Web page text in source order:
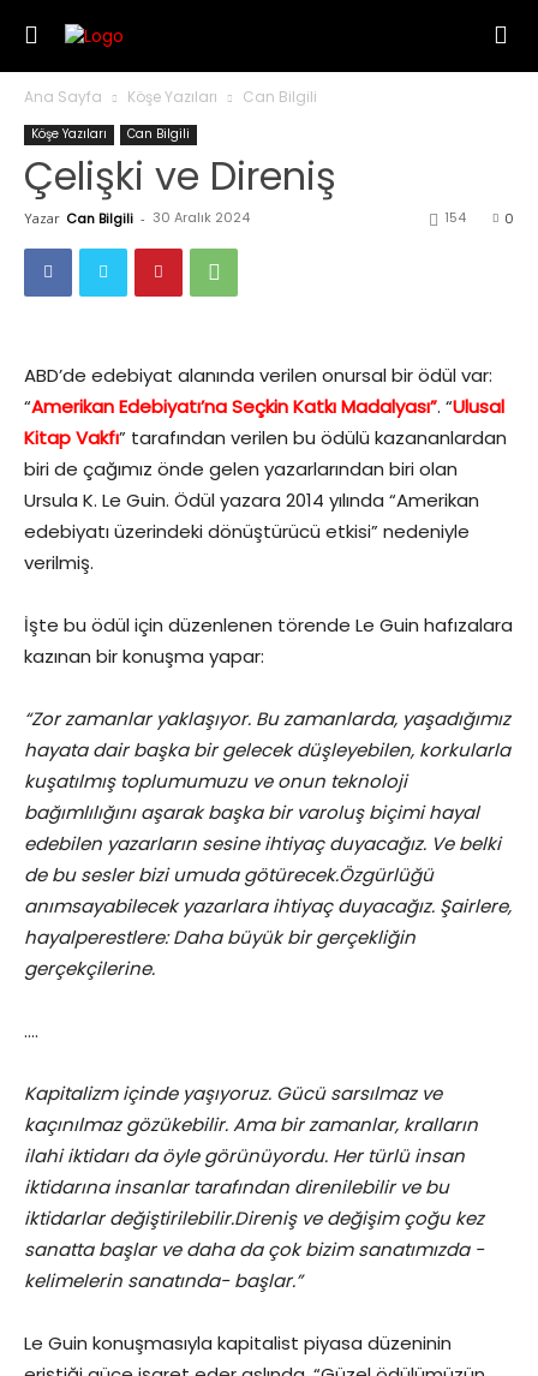
Ana Sayfa Köşe Yazıları Can Bilgili
Köşe Yazıları Can Bilgili
Çelişki ve Direniş
Yazar Can Bilgili - 30 Aralık 2024 0
154
ABD’de edebiyat alanında verilen onursal bir ödül var:
“Amerikan Edebiyatı’na Seçkin Katkı Madalyası”. “Ulusal
Kitap Vakfı” tarafından verilen bu ödülü kazananlardan
biri de çağımız önde gelen yazarlarından biri olan
Ursula K. Le Guin. Ödül yazara 2014 yılında “Amerikan
edebiyatı üzerindeki dönüştürücü etkisi” nedeniyle
verilmiş.
İşte bu ödül için düzenlenen törende Le Guin hafızalara
kazınan bir konuşma yapar:
“Zor zamanlar yaklaşıyor. Bu zamanlarda, yaşadığımız
hayata dair başka bir gelecek düşleyebilen, korkularla
kuşatılmış toplumumuzu ve onun teknoloji
bağımlılığını aşarak başka bir varoluş biçimi hayal
edebilen yazarların sesine ihtiyaç duyacağız. Ve belki
de bu sesler bizi umuda götürecek.Özgürlüğü
anımsayabilecek yazarlara ihtiyaç duyacağız. Şairlere,
hayalperestlere: Daha büyük bir gerçekliğin
gerçekçilerine.
….
Kapitalizm içinde yaşıyoruz. Gücü sarsılmaz ve
kaçınılmaz gözükebilir. Ama bir zamanlar, kralların
ilahi iktidarı da öyle görünüyordu. Her türlü insan
iktidarına insanlar tarafından direnilebilir ve bu
iktidarlar değiştirilebilir.Direniş ve değişim çoğu kez
sanatta başlar ve daha da çok bizim sanatımızda -
kelimelerin sanatında- başlar.”
Le Guin konuşmasıyla kapitalist piyasa düzeninin